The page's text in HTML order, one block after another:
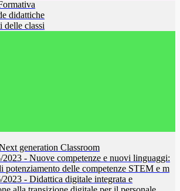
didattiche
delle classi
generation Classroom
- Nuove competenze e nuovi linguaggi:
potenziamento delle competenze STEM e m
- Didattica digitale integrata e